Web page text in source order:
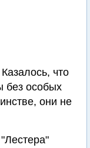
что
без особых
они не